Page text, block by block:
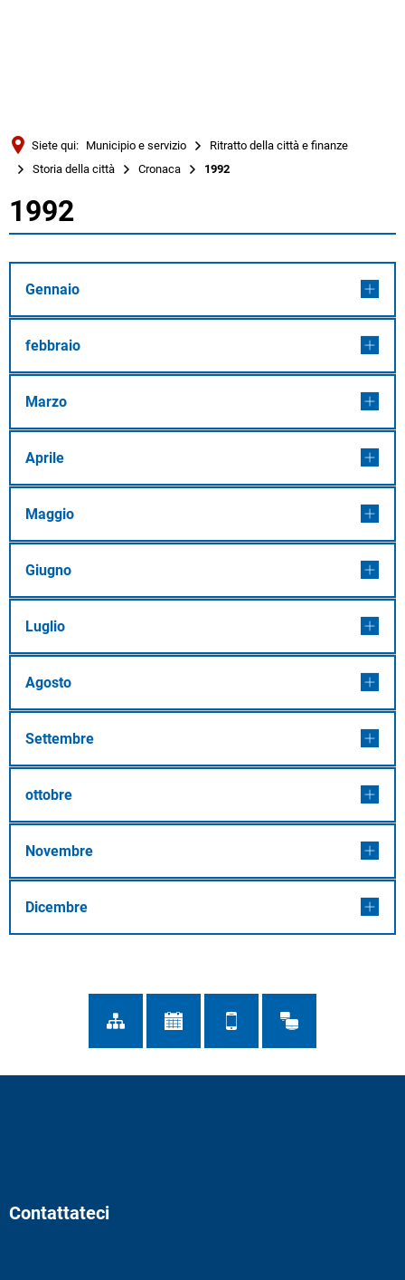
MENÜ
Siete qui: Municipio e servizio
Ritratto della città e finanze
Storia della città
Cronaca 1992
1992
1992
Gennaio
febbraio
Marzo
Aprile
Maggio
Giugno
Luglio
Agosto
Settembre
ottobre
Novembre
Dicembre
Contattateci